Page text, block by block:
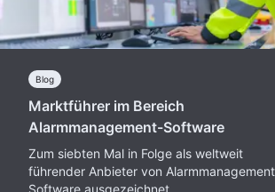
Blog
Marktführer im Bereich
Alarmmanagement-Software
Zum siebten Mal in Folge als weltweit
führender Anbieter von